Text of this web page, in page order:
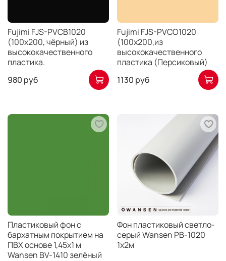
Fujimi FJS-PVCB1020
(100х200, чёрный) из
высококачественного
пластика.
980 руб
Fujimi FJS-PVCO1020
(100х200,из
высококачественного
пластика (Персиковый)
1130 руб
Пластиковый фон с
бархатным покрытием на
ПВХ основе 1,45х1 м
Wansen BV-1410 зелёный
Фон пластиковый светло-
серый Wansen PB-1020
1х2м